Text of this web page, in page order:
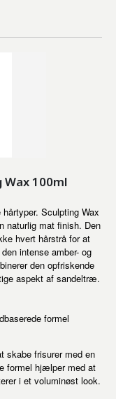
Wax 100ml
Sculpting Wax
naturlig mat finish. Den
hvert hårstrå for at
intense amber- og
den opfriskende
aspekt af sandeltræ.
formel
skabe frisurer med en
formel hjælper med at
i et voluminøst look.